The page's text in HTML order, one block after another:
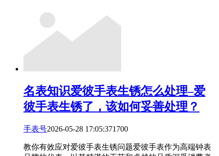
名表知识爱彼手表生锈怎么处理–爱
彼手表生锈了，该如何妥善处理？
手表号2026-05-28 17:05:371700
教你有效应对爱彼手表生锈问题爱彼手表作为高端钟表